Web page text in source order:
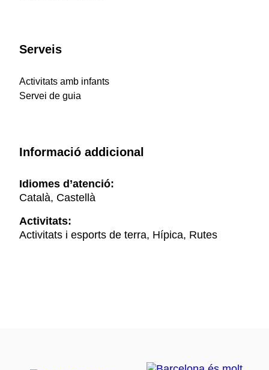
Serveis
Activitats amb infants
Servei de guia
Informació addicional
Idiomes d’atenció:
Català, Castellà
Activitats:
Activitats i esports de terra, Hípica, Rutes